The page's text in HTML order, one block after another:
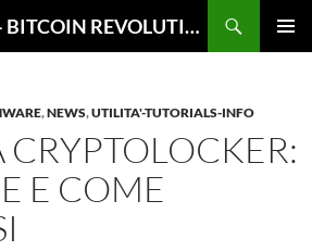
GAVRILO'S BLOG – BITCOIN REVOLUTION
,NEWS,UTILITA'-TUTORIALS-INFO
E COME